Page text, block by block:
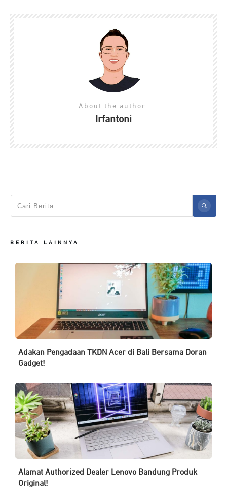
About the author
Irfantoni
BERITA LAINNYA
Adakan Pengadaan TKDN Acer di Bali Bersama Doran
Gadget!
Alamat Authorized Dealer Lenovo Bandung Produk
Original!